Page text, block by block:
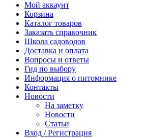
Мой аккаунт
Корзина
Каталог товаров
Заказать справочник
Школа садоводов
Доставка и оплата
Вопросы и ответы
Гид по выбору
Информация о питомнике
Контакты
Новости
На заметку
Новости
Статьи
Вход / Регистрация